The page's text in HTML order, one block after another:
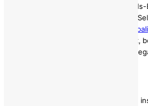
Finanzierung der Hisbollah und der
Revolutionsgarden sanktioniert wurde.
Kambiz Eghbali
2024 wegen eines Komplotts verhaftet,
Geschenkkarten genutzt wurden, um
Während die vom US-Justizministerium